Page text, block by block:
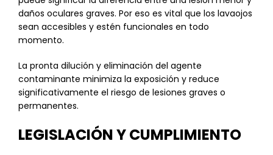
daños oculares graves. Por eso es vital que los lavaojos
sean accesibles y estén funcionales en todo
momento.
La pronta dilución y eliminación del agente
contaminante minimiza la exposición y reduce
significativamente el riesgo de lesiones graves o
permanentes.
LEGISLACIÓN Y CUMPLIMIENTO